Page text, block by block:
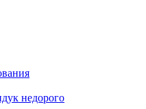
недорого